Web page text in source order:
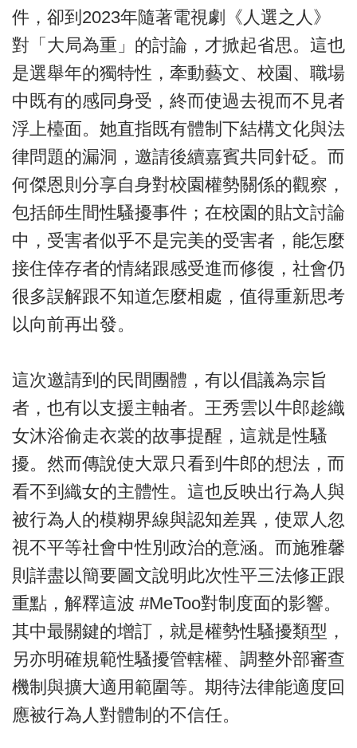
件，卻到2023年隨著電視劇《人選之人》
對「大局為重」的討論，才掀起省思。這也
是選舉年的獨特性，牽動藝文、校園、職場
中既有的感同身受，終而使過去視而不見者
浮上檯面。她直指既有體制下結構文化與法
律問題的漏洞，邀請後續嘉賓共同針砭。而
何傑恩則分享自身對校園權勢關係的觀察，
包括師生間性騷擾事件；在校園的貼文討論
中，受害者似乎不是完美的受害者，能怎麼
接住倖存者的情緒跟感受進而修復，社會仍
很多誤解跟不知道怎麼相處，值得重新思考
以向前再出發。
這次邀請到的民間團體，有以倡議為宗旨
者，也有以支援主軸者。王秀雲以牛郎趁織
女沐浴偷走衣裳的故事提醒，這就是性騷
擾。然而傳說使大眾只看到牛郎的想法，而
看不到織女的主體性。這也反映出行為人與
被行為人的模糊界線與認知差異，使眾人忽
視不平等社會中性別政治的意涵。而施雅馨
則詳盡以簡要圖文說明此次性平三法修正跟
重點，解釋這波 #MeToo對制度面的影響。
其中最關鍵的增訂，就是權勢性騷擾類型，
另亦明確規範性騷擾管轄權、調整外部審查
機制與擴大適用範圍等。期待法律能適度回
應被行為人對體制的不信任。